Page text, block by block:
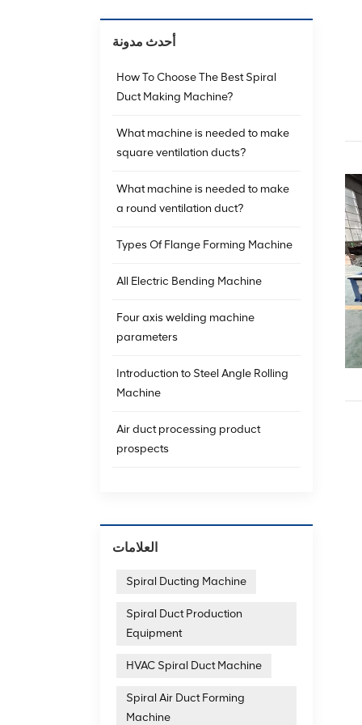
أحدث مدونة
How To Choose The Best Spiral
Duct Making Machine?
What machine is needed to make
square ventilation ducts?
What machine is needed to make
a round ventilation duct?
Types Of Flange Forming Machine
All Electric Bending Machine
Four axis welding machine
parameters
Introduction to Steel Angle Rolling
Machine
Air duct processing product
prospects
العلامات
Spiral Ducting Machine
Spiral Duct Production
Equipment
HVAC Spiral Duct Machine
Spiral Air Duct Forming
Machine